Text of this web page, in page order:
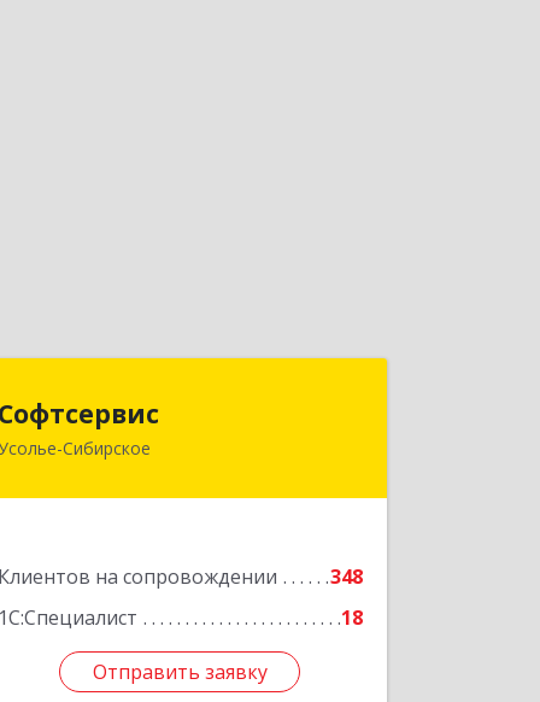
Софтсервис
Сибирское
Клиентов на сопровождении
348
1С:Специалист
18
Отправить заявку
665451, Иркутская обл, Усолье-
Подробнее
Отправить заявку